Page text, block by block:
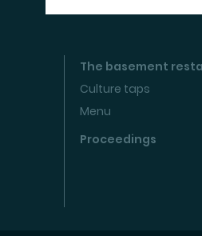
The basement
Culture taps
Menu
Proceedings